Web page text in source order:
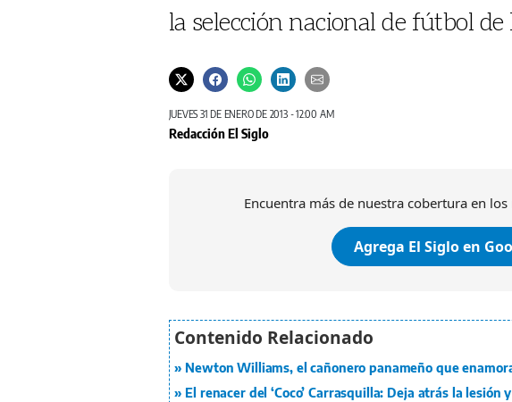
la selección nacional de fútbol de
JUEVES 31 DE ENERO DE 2013 - 12:00 AM
Redacción El Siglo
Encuentra más de nuestra cobertura en
Agrega El Siglo en
Newton Williams, el cañonero panameño que
El renacer del ‘Coco’ Carrasquilla: Deja atrás la lesión